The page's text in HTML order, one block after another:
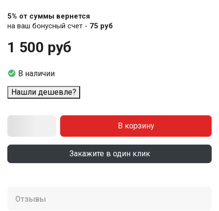
5% от суммы вернется
на ваш бонусный счет - 75 руб
1 500 руб
 В наличии
Нашли дешевле?
В корзину
Закажите в один клик
Отзывы